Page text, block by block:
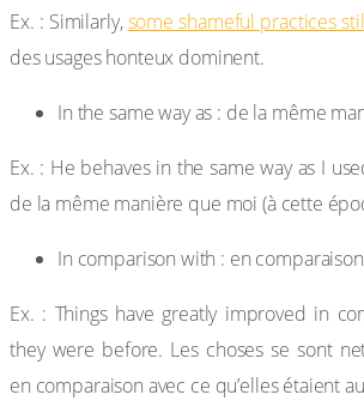
Ex. : Similarly,some shameful practices
des usages honteux dominent.
In the same way as : de la même
Ex. : He behaves in the same way as I
de la même manière que moi (à cette
In comparison with : en comparaison
Ex. : Things have greatly improved in
they were before. Les choses se sont
en comparaison avec ce qu’elles étaient